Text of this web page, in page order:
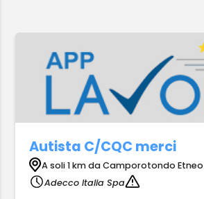
Autista C/CQC merci
A soli 1 km da Camporotondo Etneo
Adecco Italia Spa